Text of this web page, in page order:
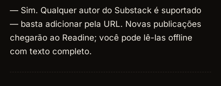
— Sim. Qualquer autor do Substack é suportado
— basta adicionar pela URL. Novas publicações
chegarão ao Readine; você pode lê-las offline
com texto completo.